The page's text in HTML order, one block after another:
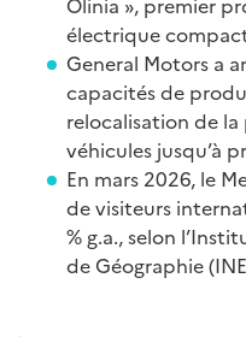
électrique
General Motors a
capacités de
relocalisation de
véhicules jusqu’à
En mars 2026, le
de visiteurs
% g.a., selon
de Géographie